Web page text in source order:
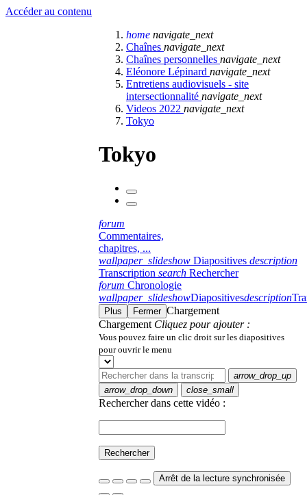
Accéder au contenu
home navigate_next
Chaînes navigate_next
Chaînes personnelles navigate_next
Eléonore Lépinard navigate_next
Entretiens audiovisuels - site
intersectionnalité navigate_next
Videos 2022 navigate_next
Tokyo
Tokyo
forum
Commentaires,
chapitres, ...
wallpaper_slideshow Diapositives description
Transcription search Rechercher
forum Chronologie
wallpaper_slideshowDiapositivesdescription
Plus Fermer Chargement
Chargement Cliquez pour ajouter :
Vous pouvez faire un clic droit sur les diapositives
pour ouvrir le menu
arrow_drop_up
arrow_drop_down
close_small
Rechercher dans cette vidéo :
Rechercher
Arrêt de la lecture synchronisée